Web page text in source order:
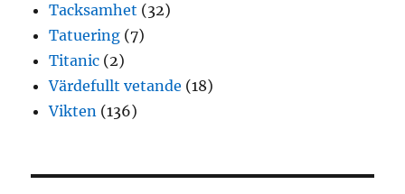
Tacksamhet (32)
Tatuering (7)
Titanic (2)
Värdefullt vetande (18)
Vikten (136)